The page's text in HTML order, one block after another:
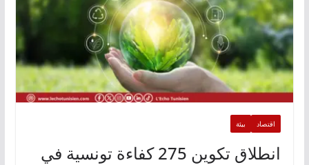
اقتصاد بيئة
انطلاق تكوين 275 كفاءة تونسية في